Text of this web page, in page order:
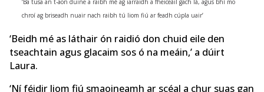
‘Ba tusa an t-aon duine a raibh mé ag iarraidh a fheiceáil gach lá, agus bhí mo
chroí ag briseadh nuair nach raibh tú liom fiú ar feadh cúpla uair’
‘Beidh mé as láthair ón raidió don chuid eile den
tseachtain agus glacaim sos ó na meáin,’ a dúirt
Laura.
‘Ní féidir liom fiú smaoineamh ar scéal a chur suas gan